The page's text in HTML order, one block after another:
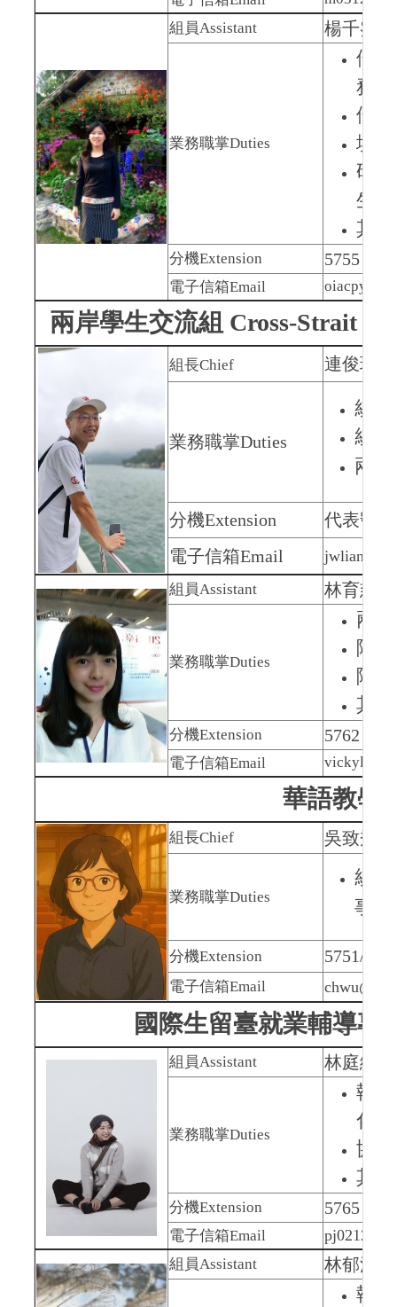
組員Assistant 楊千霈
業務職掌Duties
僑
務
僑
境
研
生
其
分機Extension 5755
電子信箱Email
兩岸學生交流組 Cross-Strait
組長Chief 連俊瑋
業務職掌Duties
統
統
兩
分機Extension
代表號：
電子信箱Email
組員Assistant 林育慈
業務職掌Duties
兩
陸
陸
其
分機Extension 5762
電子信箱Email
華語教學
組長Chief 吳致秀
業務職掌Duties
統
事務
分機Extension 5751/
電子信箱Email
國際生留臺就業輔導專
組員Assistant 林庭緯
業務職掌Duties
執
化
協
其
分機Extension 5765
電子信箱Email
組員Assistant 林郁汶
執